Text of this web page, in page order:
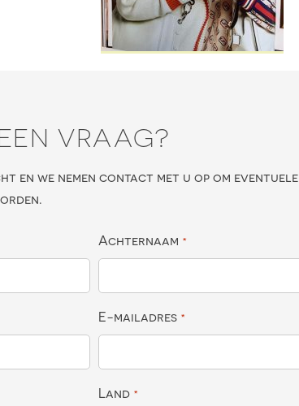
VRAAG?
en we nemen contact met u op om eventuele
Achternaam *
E-mailadres *
Land *